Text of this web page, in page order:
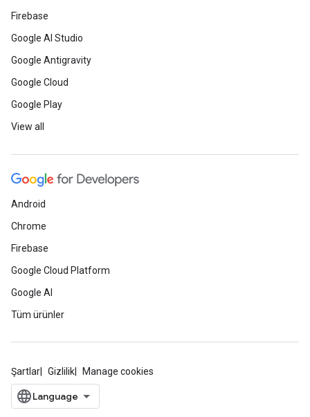
Firebase
Google AI Studio
Google Antigravity
Google Cloud
Google Play
View all
Android
Chrome
Firebase
Google Cloud Platform
Google AI
Tüm ürünler
Şartlar Gizlilik Manage cookies